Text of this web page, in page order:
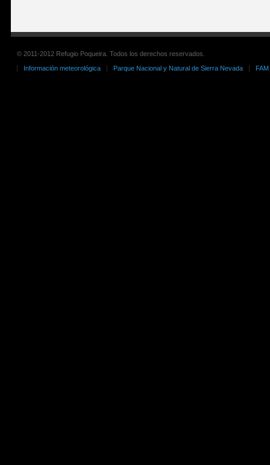
© 2011-2012 Refugio Poqueira. Todos los derechos reservados.
Información meteorológica
Parque Nacional y Natural de Sierra Nevada FAM